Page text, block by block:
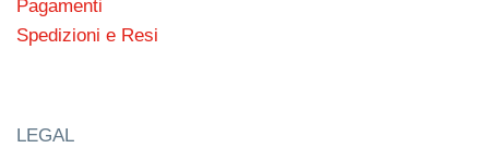
Pagamenti
Spedizioni e Resi
LEGAL